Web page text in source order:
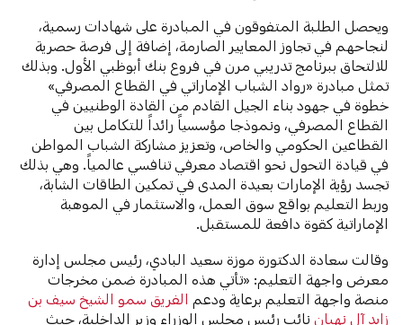
ويحصل الطلبة المتفوقون في المبادرة على شهادات رسمية،
لنجاحهم في تجاوز المعايير الصارمة، إضافة إلى فرصة حصرية
للالتحاق ببرنامج تدريبي مرن في فروع بنك أبوظبي الأول. وبذلك
تمثل مبادرة «رواد الشباب الإماراتي في القطاع المصرفي»
خطوة في جهود بناء الجيل القادم من القادة الوطنيين في
القطاع المصرفي، ونموذجا مؤسسياً رائداً للتكامل بين
القطاعين الحكومي والخاص، وتعزيز مشاركة الشباب المواطن
في قيادة التحول نحو اقتصاد معرفي تنافسي عالمياً. وهي بذلك
تجسد رؤية الإمارات بعيدة المدى في تمكين الطاقات الشابة،
وربط التعليم بواقع سوق العمل، والاستثمار في الموهبة
الإماراتية كقوة دافعة للمستقبل.
وقالت سعادة الدكتورة موزة سعيد البادي، رئيس مجلس إدارة
معرض واجهة التعليم: «تأتي هذه المبادرة ضمن مخرجات
منصة واجهة التعليم برعاية ودعم الفريق سمو الشيخ سيف بن
زايد آل نهياننائب رئيس مجلس الوزراء وزير الداخلية، حيث